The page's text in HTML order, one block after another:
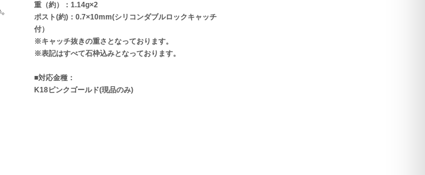
重（約）：1.14g×2
ポスト(約)：0.7×10mm(シリコンダブルロックキャッチ
付）
※キャッチ抜きの重さとなっております。
※表記はすべて石枠込みとなっております。
■対応金種：
K18ピンクゴールド(現品のみ)